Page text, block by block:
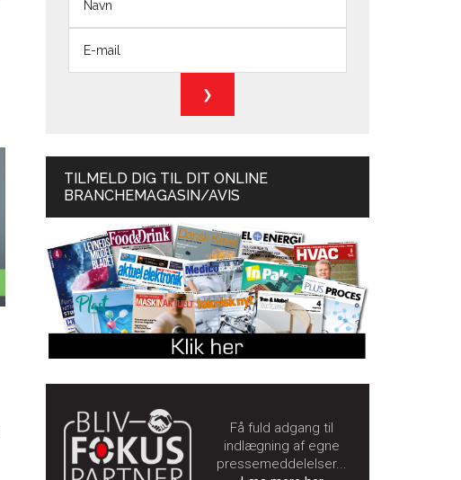
TILMELD DIG TIL DIT ONLINE
BRANCHEMAGASIN/AVIS
Få fuld adgang til
indlægning af egne
pressemeddelelser...